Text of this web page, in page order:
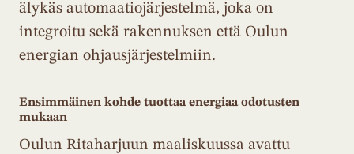
älykäs automaatiojärjestelmä, joka on
integroitu sekä rakennuksen että Oulun
energian ohjausjärjestelmiin.
Ensimmäinen kohde tuottaa energiaa odotusten
mukaan
Oulun Ritaharjuun maaliskuussa avattu